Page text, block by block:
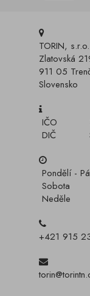
TORIN, s.r.o.
Zlatovská
911 05
Slovensko
IČO
DIČ
Pondělí -
Sobota
Neděle
+421 915